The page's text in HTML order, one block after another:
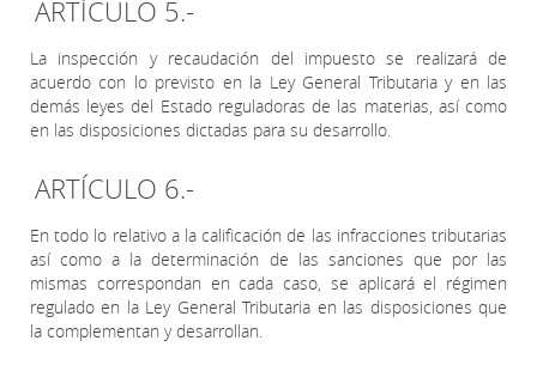
ARTÍCULO 5.-
La inspección y recaudación del impuesto se realizará de
acuerdo con lo previsto en la Ley General Tributaria y en las
demás leyes del Estado reguladoras de las materias, así como
en las disposiciones dictadas para su desarrollo.
ARTÍCULO 6.-
En todo lo relativo a la calificación de las infracciones tributarias
así como a la determinación de las sanciones que por las
mismas correspondan en cada caso, se aplicará el régimen
regulado en la Ley General Tributaria en las disposiciones que
la complementan y desarrollan.